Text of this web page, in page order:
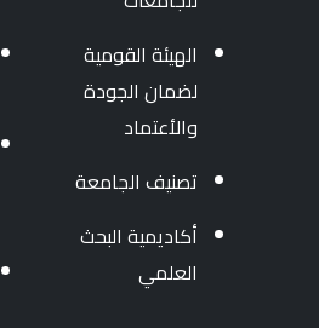
الهيئة القومية
لضمان الجودة
والأعتماد
تصنيف الجامعة
أكاديمية البحث
العلمي